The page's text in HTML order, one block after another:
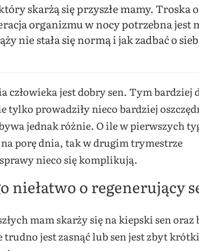
skarżą się przyszłe mamy. Troska
organizmu w nocy potrzebna jest
nie stała się normą i jak zadbać o
jest dobry sen. Tym bardziej
tylko prowadziły nieco bardziej
jednak różnie. O ile w pierwszych
porę dnia, tak w drugim trymestrze
nieco się komplikują.
niełatwo o regenerujący
mam skarży się na kiepski sen oraz
trudno jest zasnąć lub sen jest zbyt